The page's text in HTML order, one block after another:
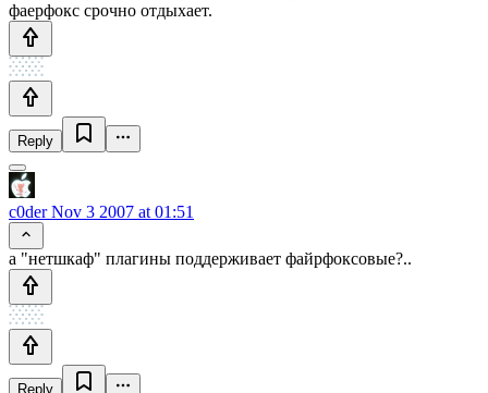
фаерфокс срочно отдыхает.
Reply
c0derNov 3 2007 at 01:51
а "нетшкаф" плагины поддерживает файрфоксовые?..
Reply